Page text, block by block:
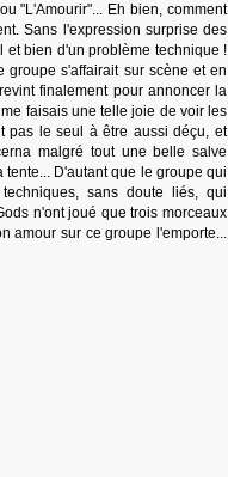
"L'Amourir"... Eh bien, comment
Sans l'expression surprise des
et bien d'un problème technique !
s'affairait sur scène et en
finalement pour annoncer la
faisais une telle joie de voir les
pas le seul à être aussi déçu, et
malgré tout une belle salve
D'autant que le groupe qui
sans doute liés, qui
n'ont joué que trois morceaux
amour sur ce groupe l'emporte...